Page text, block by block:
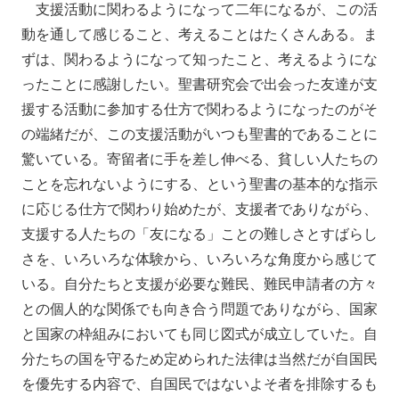
支援活動に関わるようになって二年になるが、この活
動を通して感じること、考えることはたくさんある。ま
ずは、関わるようになって知ったこと、考えるようにな
ったことに感謝したい。聖書研究会で出会った友達が支
援する活動に参加する仕方で関わるようになったのがそ
の端緒だが、この支援活動がいつも聖書的であることに
驚いている。寄留者に手を差し伸べる、貧しい人たちの
ことを忘れないようにする、という聖書の基本的な指示
に応じる仕方で関わり始めたが、支援者でありながら、
支援する人たちの「友になる」ことの難しさとすばらし
さを、いろいろな体験から、いろいろな角度から感じて
いる。自分たちと支援が必要な難民、難民申請者の方々
との個人的な関係でも向き合う問題でありながら、国家
と国家の枠組みにおいても同じ図式が成立していた。自
分たちの国を守るため定められた法律は当然だが自国民
を優先する内容で、自国民ではないよそ者を排除するも